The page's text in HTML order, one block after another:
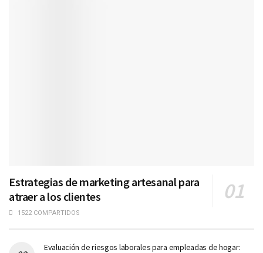
Estrategias de marketing artesanal para
atraer a los clientes
1522 COMPARTIDOS
Evaluación de riesgos laborales para empleadas de hogar: